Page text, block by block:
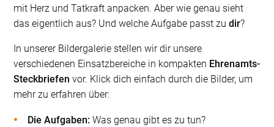
mit Herz und Tatkraft anpacken. Aber wie genau sieht
das eigentlich aus? Und welche Aufgabe passt zudir?
In unserer Bildergalerie stellen wir dir unsere
verschiedenen Einsatzbereiche in kompakten Ehrenamts-
Steckbriefen vor. Klick dich einfach durch die Bilder, um
mehr zu erfahren über:
Die Aufgaben: Was genau gibt es zu tun?